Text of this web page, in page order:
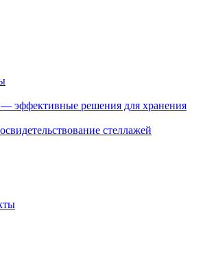
эффективные решения для хранения
стеллажей